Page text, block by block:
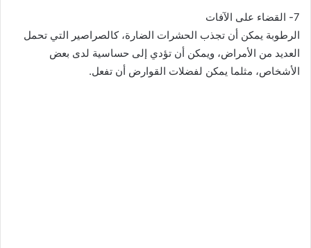
7- القضاء على الآفات
الرطوبة يمكن أن تجذب الحشرات الضارة، كالصراصير التي تحمل
العديد من الأمراض، ويمكن أن تؤدي إلى حساسية لدى بعض
الأشخاص، مثلما يمكن لفضلات القوارض أن تفعل.